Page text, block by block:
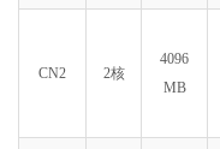
CN2 2核
4096
MB